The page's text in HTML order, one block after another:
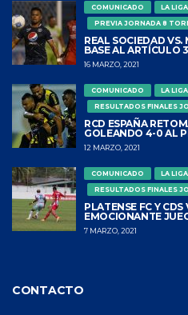
COMUNICADO
LA LIGA
PREVIA JORNADA 8
REAL SOCIEDAD
BASE AL ARTÍCULO
16 MARZO, 2021
COMUNICADO LA LIGA
RESULTADOS FINALES
RCD ESPAÑA
GOLEANDO 4-0 AL
12 MARZO, 2021
COMUNICADO LA LIGA
RESULTADOS FINALES
PLATENSE FC Y
EMOCIONANTE
7 MARZO, 2021
CONTACTO